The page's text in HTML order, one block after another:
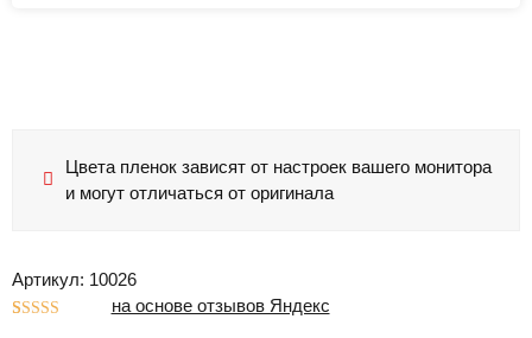
Артикул: 10026
на основе отзывов Яндекс
Цвета пленок зависят от настроек вашего монитора
и могут отличаться от оригинала